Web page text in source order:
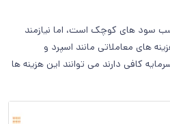
سود های کوچک است، اما نیازمند
های معاملاتی مانند اسپرد و
کافی دارند می توانند این هزینه ها